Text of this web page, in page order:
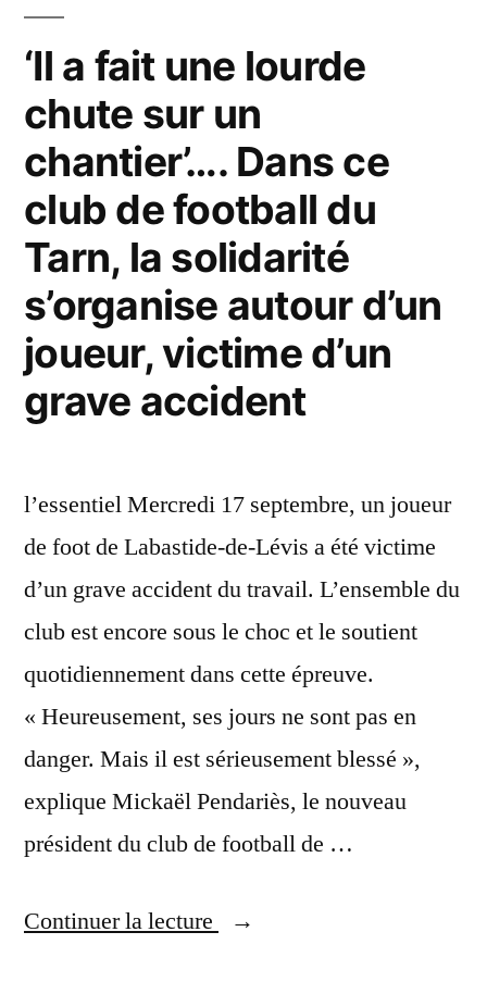
la
DIR
Est
blessé
après
avoir
été
percuté
voiture »
‘Il a fait une lourde
chute sur un
chantier’…. Dans ce
club de football du
Tarn, la solidarité
s’organise autour d’un
joueur, victime d’un
grave accident
l’essentiel Mercredi 17 septembre, un joueur
de foot de Labastide-de-Lévis a été victime
d’un grave accident du travail. L’ensemble du
club est encore sous le choc et le soutient
quotidiennement dans cette épreuve.
« Heureusement, ses jours ne sont pas en
danger. Mais il est sérieusement blessé »,
explique Mickaël Pendariès, le nouveau
président du club de football de …
Continuer la lecture
« ‘Il